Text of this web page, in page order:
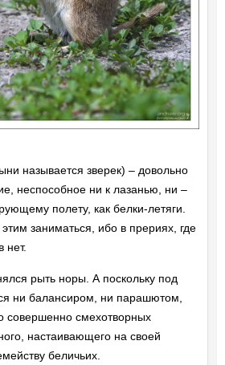
называется зверек) – довольно
неспособное ни к лазанью, ни –
полету, как белки-летяги.
заниматься, ибо в прериях, где
нет.
рыть норы. А поскольку под
ни балансиром, ни парашютом,
совершенно смехотворных
настаивающего на своей
беличьих.